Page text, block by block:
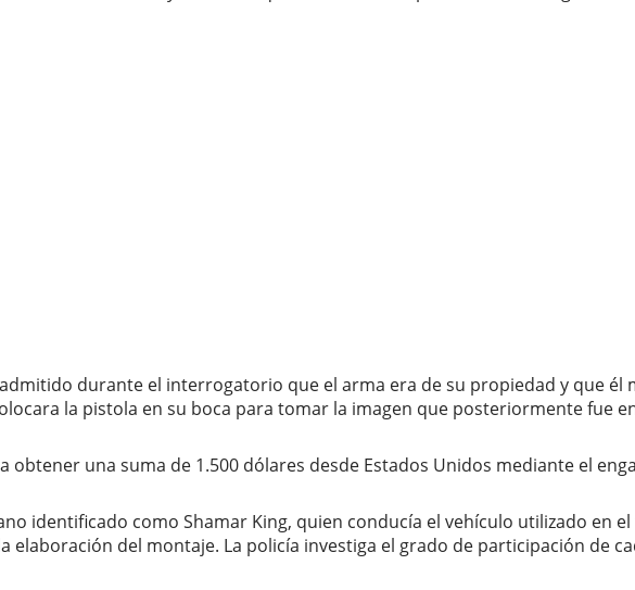
durante el interrogatorio que el arma era de su propiedad y que él
la pistola en su boca para tomar la imagen que posteriormente fue
una suma de 1.500 dólares desde Estados Unidos mediante el
identificado como Shamar King, quien conducía el vehículo utilizado en
del montaje. La policía investiga el grado de participación de